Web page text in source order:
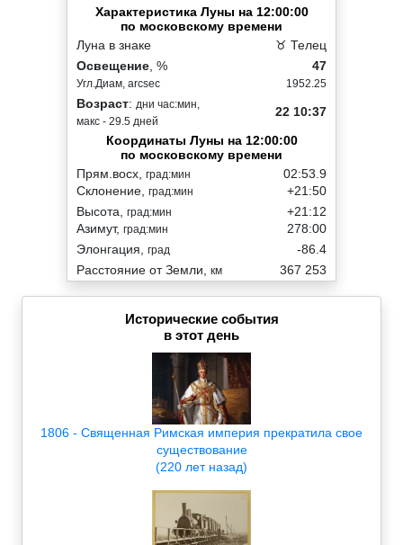
Характеристика Луны на 12:00:00
по московскому времени
Луна в знаке
♉ Телец
Освещение , %
Угл.Диам, arcsec
47
1952.25
Возраст: дни час:мин,
макс - 29.5 дней
22 10:37
Координаты Луны на 12:00:00
по московскому времени
Прям.восх, град:мин
Склонение, град:мин
02:53.9
+21:50
Высота, град:мин
Азимут, град:мин
+21:12
278:00
Элонгация, град
-86.4
Расстояние от Земли, км 367 253
Исторические события
в этот день
1806 - Священная Римская империя прекратила свое
существование
(220 лет назад)